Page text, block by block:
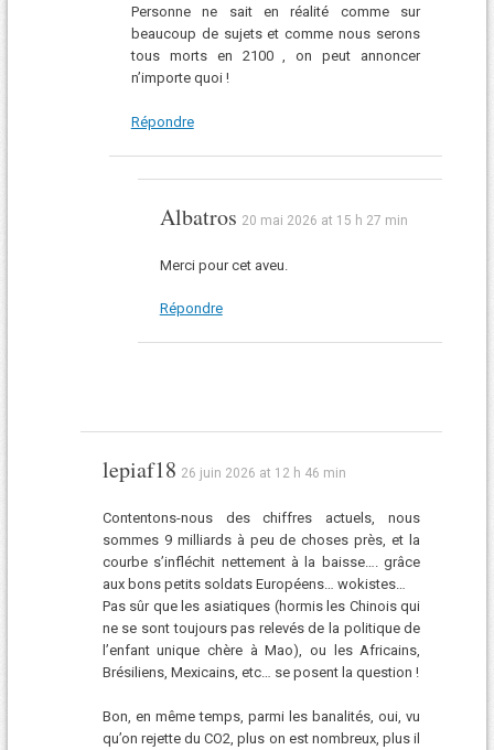
Personne ne sait en réalité comme sur
beaucoup de sujets et comme nous serons
tous morts en 2100 , on peut annoncer
n’importe quoi !
Répondre
Albatros 20 mai 2026 at 15 h 27 min
Merci pour cet aveu.
Répondre
lepiaf18 26 juin 2026 at 12 h 46 min
Contentons-nous des chiffres actuels, nous
sommes 9 milliards à peu de choses près, et la
courbe s’infléchit nettement à la baisse…. grâce
aux bons petits soldats Européens… wokistes…
Pas sûr que les asiatiques (hormis les Chinois qui
ne se sont toujours pas relevés de la politique de
l’enfant unique chère à Mao), ou les Africains,
Brésiliens, Mexicains, etc… se posent la question !
Bon, en même temps, parmi les banalités, oui, vu
qu’on rejette du CO2, plus on est nombreux, plus il